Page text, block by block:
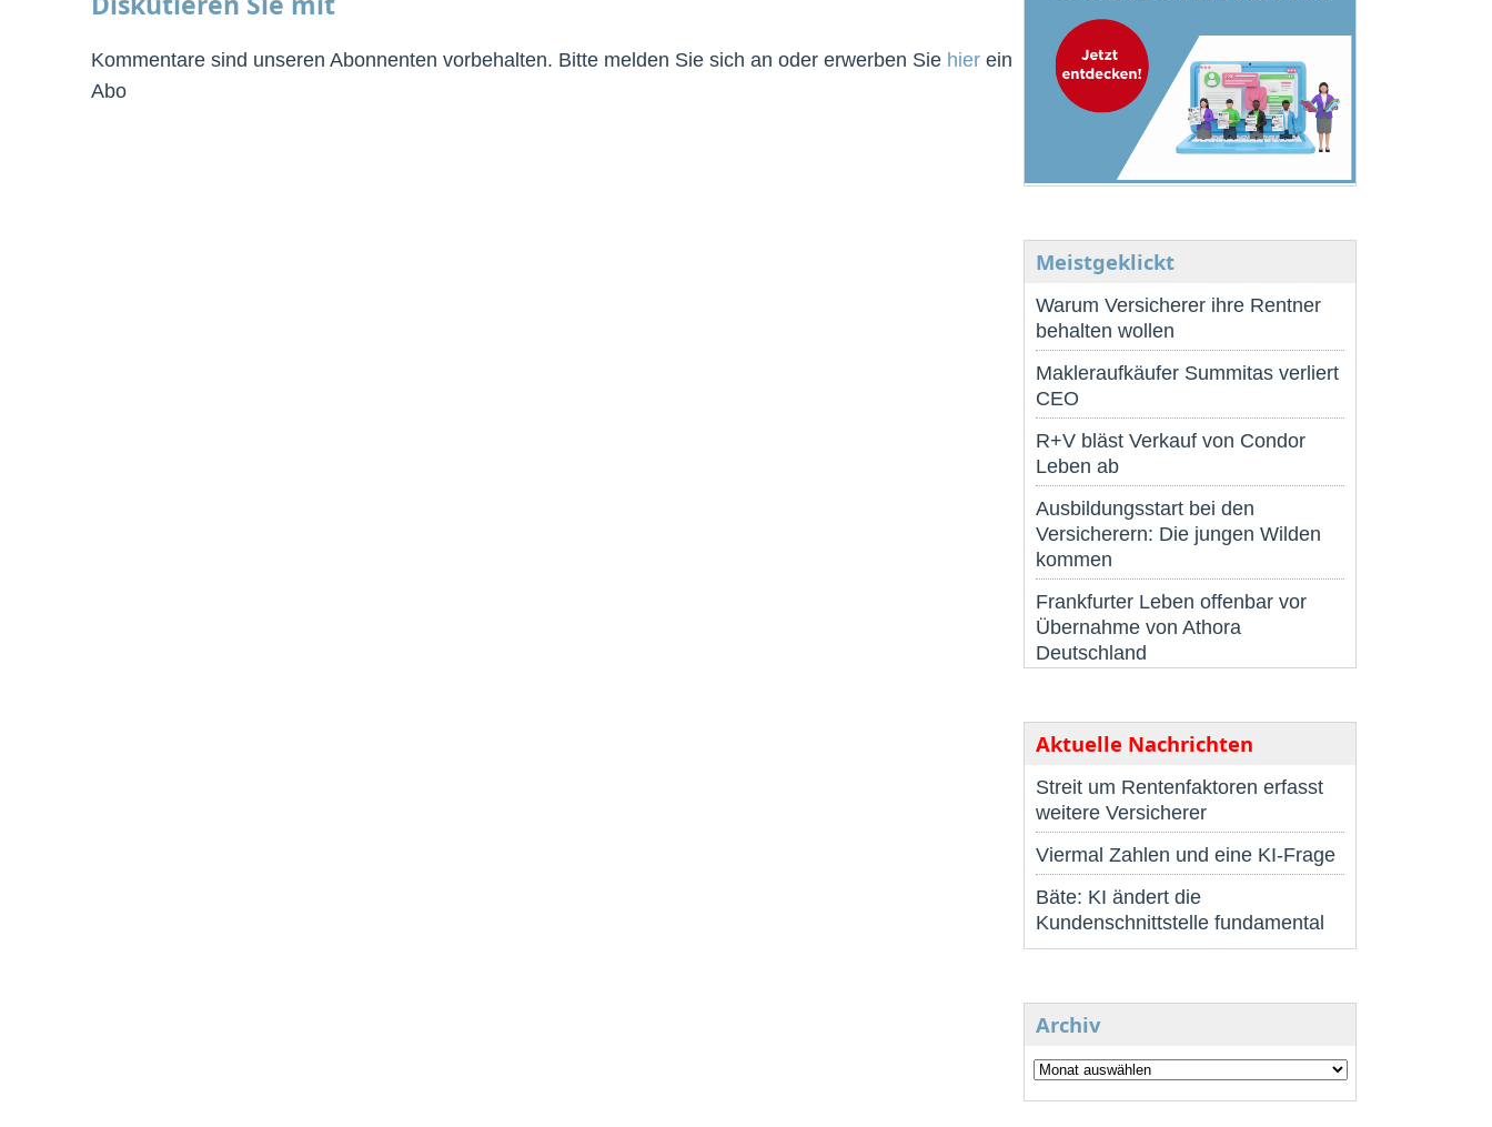
Kommentare sind unseren Abonnenten vorbehalten. Bitte melden Sie sich an oder erwerben Sie hier ein
Abo
Meistgeklickt
Warum Versicherer ihre Rentner
behalten wollen
Makleraufkäufer Summitas verliert
CEO
R+V bläst Verkauf von Condor
Leben ab
Ausbildungsstart bei den
Versicherern: Die jungen Wilden
kommen
Frankfurter Leben offenbar vor
Übernahme von Athora
Deutschland
Aktuelle Nachrichten
Streit um Rentenfaktoren erfasst
weitere Versicherer
Viermal Zahlen und eine KI-Frage
Bäte: KI ändert die
Kundenschnittstelle fundamental
Archiv